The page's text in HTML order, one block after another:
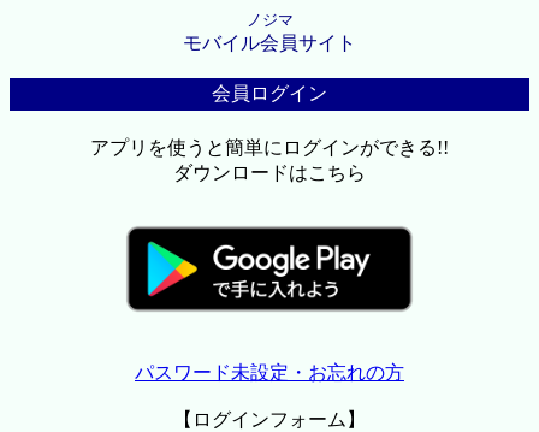
ノジマ
モバイル会員サイト
会員ログイン
アプリを使うと簡単にログインができる!!
ダウンロードはこちら
パスワード未設定・お忘れの方
【ログインフォーム】